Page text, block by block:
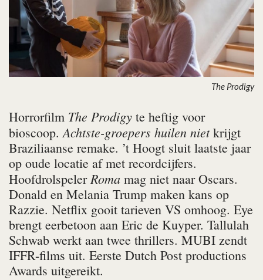
The Prodigy
Horrorfilm The Prodigy te heftig voor
bioscoop.Achtste-groepers huilen nietkrijgt
Braziliaanse remake. ’t Hoogt sluit laatste jaar
op oude locatie af met recordcijfers.
HoofdrolspelerRoma mag niet naar Oscars.
Donald en Melania Trump maken kans op
Razzie. Netflix gooit tarieven VS omhoog. Eye
brengt eerbetoon aan Eric de Kuyper. Tallulah
Schwab werkt aan twee thrillers. MUBI zendt
IFFR-films uit. Eerste Dutch Post productions
Awards uitgereikt.